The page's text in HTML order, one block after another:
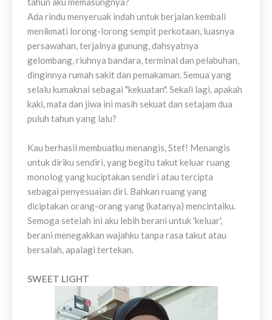
Ada rindu menyeruak indah untuk berjalan kembali
menikmati lorong-lorong sempit perkotaan, luasnya
persawahan, terjalnya gunung, dahsyatnya
gelombang, riuhnya bandara, terminal dan pelabuhan,
dinginnya rumah sakit dan pemakaman. Semua yang
selalu kumaknai sebagai "kekuatan". Sekali lagi, apakah
kaki, mata dan jiwa ini masih sekuat dan setajam dua
puluh tahun yang lalu?
Kau berhasil membuatku menangis, Stef! Menangis
untuk diriku sendiri, yang begitu takut keluar ruang
monolog yang kuciptakan sendiri atau tercipta
sebagai penyesuaian diri. Bahkan ruang yang
diciptakan orang-orang yang (katanya) mencintaiku.
Semoga setelah ini aku lebih berani untuk 'keluar',
berani menegakkan wajahku tanpa rasa takut atau
bersalah, apalagi tertekan.
SWEET LIGHT